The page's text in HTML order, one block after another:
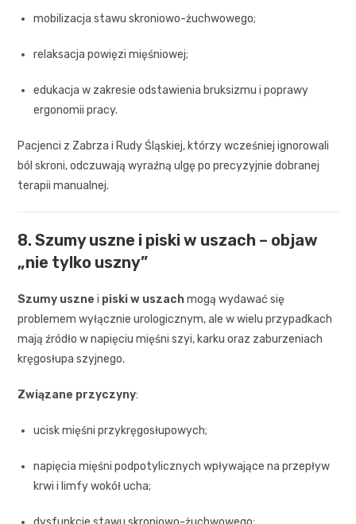
mobilizacja stawu skroniowo-żuchwowego;
relaksacja powięzi mięśniowej;
edukacja w zakresie odstawienia bruksizmu i poprawy
ergonomii pracy.
Pacjenci z Zabrza i Rudy Śląskiej, którzy wcześniej ignorowali
ból skroni, odczuwają wyraźną ulgę po precyzyjnie dobranej
terapii manualnej.
8. Szumy uszne i piski w uszach – objaw
„nie tylko uszny”
Szumy uszne i piski w uszachmogą wydawać się
problemem wyłącznie urologicznym, ale w wielu przypadkach
mają źródło w napięciu mięśni szyi, karku oraz zaburzeniach
kręgosłupa szyjnego.
Związane przyczyny:
ucisk mięśni przykręgosłupowych;
napięcia mięśni podpotylicznych wpływające na przepływ
krwi i limfy wokół ucha;